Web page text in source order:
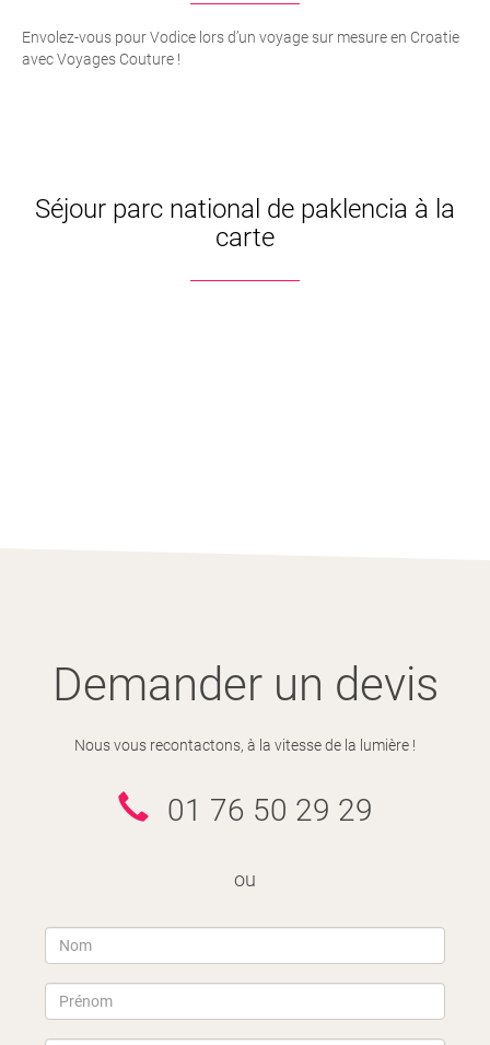
Envolez-vous pour Vodice lors d’un voyage sur mesure en Croatie
avec Voyages Couture !
Séjour parc national de paklencia à la
carte
Demander un devis
Nous vous recontactons, à la vitesse de la lumière !
01 76 50 29 29
ou